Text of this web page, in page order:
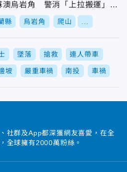
澳烏岩角 警消「上拉搬運」救
縣 烏岩角 爬山
墜落 搶救 連人帶車
坡 嚴重車禍 南投 車禍
社群及App都深獲網友喜愛，在全
全球擁有2000萬粉絲。